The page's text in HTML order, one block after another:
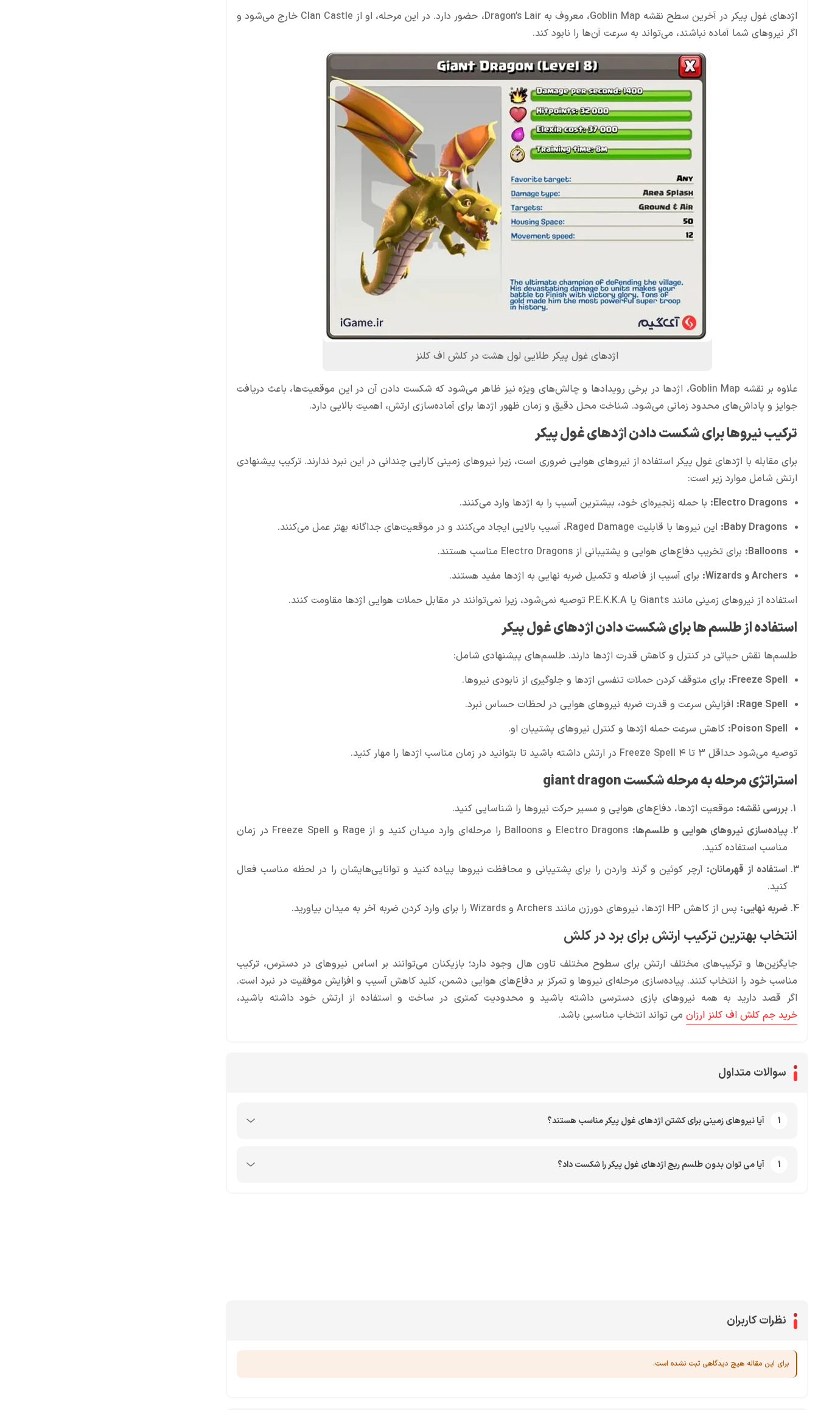
اژدهای غول پیکر در آخرین سطح نقشه Goblin Map، معروف به Dragon’s Lair، حضور دارد. در این مرحله، او از Clan Castle خارج می‌شود و
اگر نیروهای شما آماده نباشند، می‌تواند به سرعت آن‌ها را نابود کند.
اژدهای غول پیکر طلایی لول هشت در کلش اف کلنز
علاوه بر نقشه Goblin Map، اژدها در برخی رویدادها و چالش‌های ویژه نیز ظاهر می‌شود که شکست دادن آن در این موقعیت‌ها، باعث دریافت
جوایز و پاداش‌های محدود زمانی می‌شود. شناخت محل دقیق و زمان ظهور اژدها برای آماده‌سازی ارتش، اهمیت بالایی دارد.
ترکیب نیروها برای شکست دادن اژدهای غول پیکر
برای مقابله با اژدهای غول پیکر استفاده از نیروهای هوایی ضروری است، زیرا نیروهای زمینی کارایی چندانی در این نبرد ندارند. ترکیب پیشنهادی
ارتش شامل موارد زیر است:
Electro Dragons: با حمله زنجیره‌ای خود، بیشترین آسیب را به اژدها وارد می‌کنند.
Baby Dragons: این نیروها با قابلیت Raged Damage، آسیب بالایی ایجاد می‌کنند و در موقعیت‌های جداگانه بهتر عمل می‌کنند.
Balloons: برای تخریب دفاع‌های هوایی و پشتیبانی از Electro Dragons مناسب هستند.
Archers و Wizards:
برای آسیب از فاصله و تکمیل ضربه نهایی به اژدها مفید هستند.
استفاده از نیروهای زمینی مانند Giants یا P.E.K.K.A توصیه نمی‌شود، زیرا نمی‌توانند در مقابل حملات هوایی اژدها مقاومت کنند.
استفاده از طلسم ها برای شکست دادن اژدهای غول پیکر
طلسم‌ها نقش حیاتی در کنترل و کاهش قدرت اژدها دارند. طلسم‌های پیشنهادی شامل:
Freeze Spell: برای متوقف کردن حملات تنفسی اژدها و جلوگیری از نابودی نیروها.
Rage Spell: افزایش سرعت و قدرت ضربه نیروهای هوایی در لحظات حساس نبرد.
Poison Spell: کاهش سرعت حمله اژدها و کنترل نیروهای پشتیبان او.
توصیه می‌شود حداقل ۳ تا ۴ Freeze Spell در ارتش داشته باشید تا بتوانید در زمان مناسب اژدها را مهار کنید.
استراتژی مرحله به مرحله شکست giant dragon
بررسی نقشه: موقعیت اژدها، دفاع‌های هوایی و مسیر حرکت نیروها را شناسایی کنید.
پیاده‌سازی نیروهای هوایی و طلسم‌ها:
Electro Dragons و Balloons را مرحله‌ای وارد میدان کنید و از Rage و Freeze Spell در زمان
مناسب استفاده کنید.
استفاده از قهرمانان: آرچر کوئین و گرند واردن را برای پشتیبانی و محافظت نیروها پیاده کنید و توانایی‌هایشان را در لحظه مناسب فعال
کنید.
ضربه نهایی: پس از کاهش HP اژدها، نیروهای دورزن مانند Archers و Wizards را برای وارد کردن ضربه آخر به میدان بیاورید.
انتخاب بهترین ترکیب ارتش برای برد در کلش
جایگزین‌ها و ترکیب‌های مختلف ارتش برای سطوح مختلف تاون هال وجود دارد؛ بازیکنان می‌توانند بر اساس نیروهای در دسترس، ترکیب
مناسب خود را انتخاب کنند. پیاده‌سازی مرحله‌ای نیروها و تمرکز بر دفاع‌های هوایی دشمن، کلید کاهش آسیب و افزایش موفقیت در نبرد است.
اگر قصد دارید به همه نیروهای بازی دسترسی داشته باشید و محدودیت کمتری در ساخت و استفاده از ارتش خود داشته باشید،
خرید جم کلش اف کلنز ارزان می تواند انتخاب مناسبی باشد.
سوالات متداول
1 آیا نیروهای زمینی برای کشتن اژدهای غول پیکر مناسب هستند؟
1 آیا می توان بدون طلسم ریج اژدهای غول پیکر را شکست داد؟
نظرات کاربران
برای این مقاله هیچ دیدگاهی ثبت نشده است.